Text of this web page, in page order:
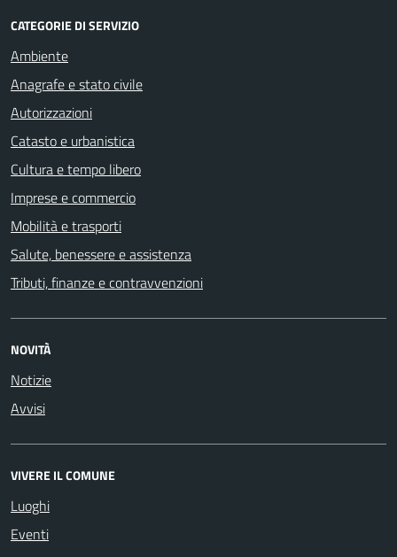
CATEGORIE DI SERVIZIO
Ambiente
Anagrafe e stato civile
Autorizzazioni
Catasto e urbanistica
Cultura e tempo libero
Imprese e commercio
Mobilità e trasporti
Salute, benessere e assistenza
Tributi, finanze e contravvenzioni
NOVITÀ
Notizie
Avvisi
VIVERE IL COMUNE
Luoghi
Eventi